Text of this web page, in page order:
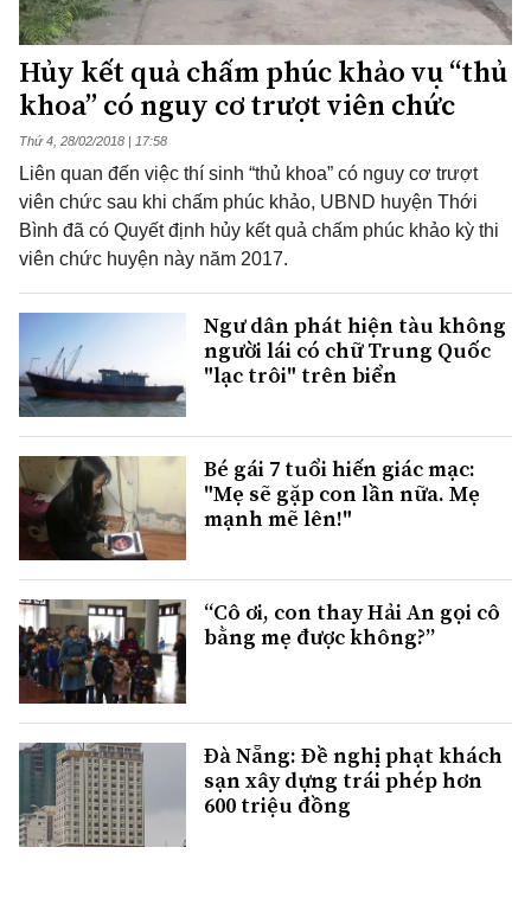
Hủy kết quả chấm phúc khảo vụ “thủ
khoa” có nguy cơ trượt viên chức
Thứ 4, 28/02/2018 | 17:58
Liên quan đến việc thí sinh “thủ khoa” có nguy cơ trượt
viên chức sau khi chấm phúc khảo, UBND huyện Thới
Bình đã có Quyết định hủy kết quả chấm phúc khảo kỳ thi
viên chức huyện này năm 2017.
Ngư dân phát hiện tàu không
người lái có chữ Trung Quốc
"lạc trôi" trên biển
Bé gái 7 tuổi hiến giác mạc:
"Mẹ sẽ gặp con lần nữa. Mẹ
mạnh mẽ lên!"
“Cô ơi, con thay Hải An gọi cô
bằng mẹ được không?”
Đà Nẵng: Đề nghị phạt khách
sạn xây dựng trái phép hơn
600 triệu đồng